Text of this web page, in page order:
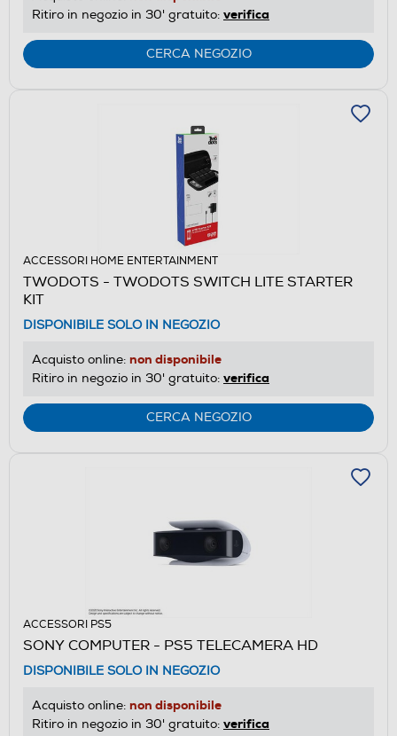
Ritiro in negozio in 30' gratuito: verifica
CERCA NEGOZIO
ACCESSORI HOME ENTERTAINMENT
TWODOTS - TWODOTS SWITCH LITE STARTER
KIT
DISPONIBILE SOLO IN NEGOZIO
Acquisto online: non disponibile
Ritiro in negozio in 30' gratuito: verifica
CERCA NEGOZIO
ACCESSORI PS5
SONY COMPUTER - PS5 TELECAMERA HD
DISPONIBILE SOLO IN NEGOZIO
Acquisto online: non disponibile
Ritiro in negozio in 30' gratuito: verifica